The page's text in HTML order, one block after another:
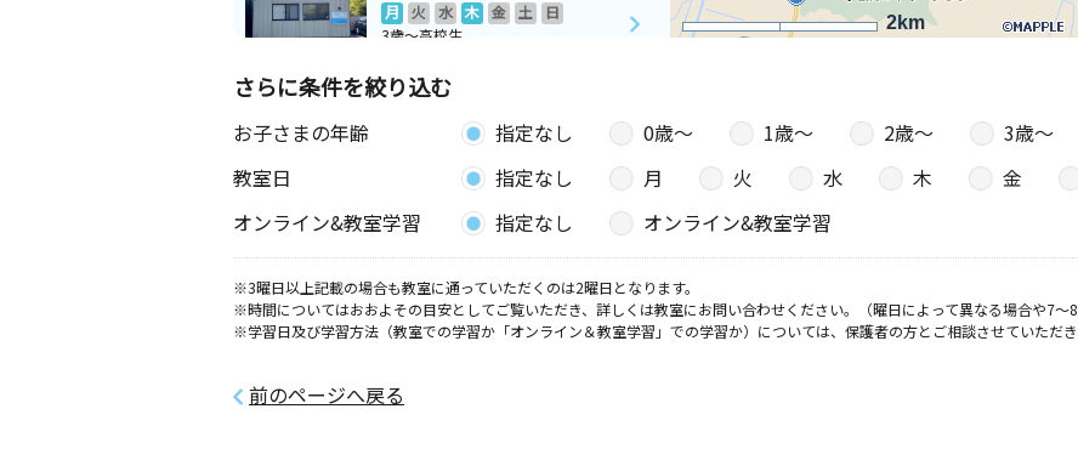
2km
月 火 水 木 金 土
日
3歳～高校生
龍助町教室
木 金 土 日
3歳～高校生
今江教室
月 火 水 木 金 土
日
2歳～中学生
石川県小松市今江町２丁目３５７
殿町教室
さらに条件を絞り込む
お子さまの年齢 指定なし 0歳〜 1歳〜 2歳〜 3歳〜
教室日
指定なし 月 火 水 木 金
オンライン&教室学習
指定なし オンライン&教室学習
※3曜日以上記載の場合も教室に通っていただくのは2曜日となります。
※時間についてはおおよその目安としてご覧いただき、詳しくは教室にお問い合わせください。（曜日によって異なる場合や7～
※学習日及び学習方法（教室での学習か「オンライン＆教室学習」での学習か）については、保護者の方とご相談させていただき
前のページへ戻る